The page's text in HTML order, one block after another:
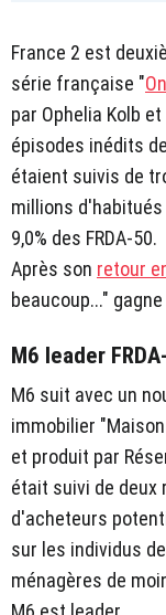
France 2 est
série française "
par Ophelia Kolb
épisodes inédits
étaient suivis de
millions d'habitués
9,0% des FRDA-50.
Après son retour
beaucoup..."
M6 leader
M6 suit avec un
immobilier
et produit par
était suivi de deux
d'acheteurs
sur les individus
ménagères de